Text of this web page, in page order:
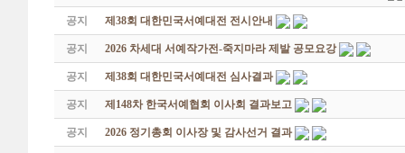
공지 제38회 대한민국서예대전 전시안내
공지 2026 차세대 서예작가전-죽지마라 제발 공모요강
공지 제38회 대한민국서예대전 심사결과
공지 제148차 한국서예협회 이사회 결과보고
공지 2026 정기총회 이사장 및 감사선거 결과